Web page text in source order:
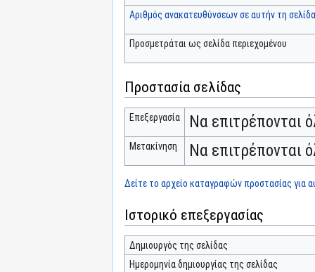
Αριθμός ανακατευθύνσεων σε αυτήν τη σελίδα
Προσμετράται ως σελίδα περιεχομένου
Προστασία σελίδας
Επεξεργασία Να επιτρέπονται
Μετακίνηση Να επιτρέπονται
Δείτε το αρχείο καταγραφών προστασίας για
Ιστορικό επεξεργασίας
Δημιουργός της σελίδας
Ημερομηνία δημιουργίας της σελίδας